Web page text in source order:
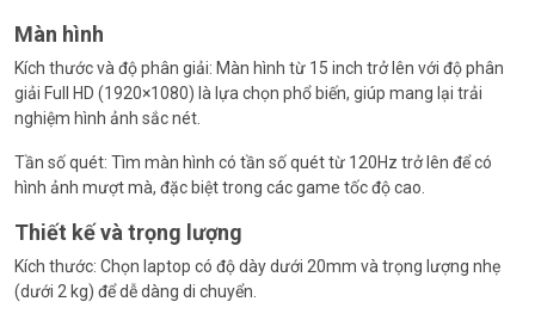
Màn hình
Kích thước và độ phân giải: Màn hình từ 15 inch trở lên với độ phân
giải Full HD (1920×1080) là lựa chọn phổ biến, giúp mang lại trải
nghiệm hình ảnh sắc nét.
Tần số quét: Tìm màn hình có tần số quét từ 120Hz trở lên để có
hình ảnh mượt mà, đặc biệt trong các game tốc độ cao.
Thiết kế và trọng lượng
Kích thước: Chọn laptop có độ dày dưới 20mm và trọng lượng nhẹ
(dưới 2 kg) để dễ dàng di chuyển.